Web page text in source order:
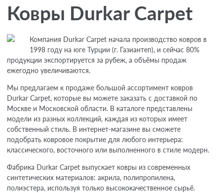
Ковры Durkar Carpet
Компания Durkar Carpet начала производство ковров в
1998 году на юге Турции (г. Газиантеп), и сейчас 80%
продукции экспортируется за рубеж, а объёмы продаж
ежегодно увеличиваются.
Мы предлагаем к продаже большой ассортимент ковров
Durkar Carpet, которые вы можете заказать с доставкой по
Москве и Московской области. В каталоге представлены
модели из разных коллекций, каждая из которых имеет
собственный стиль. В интернет-магазине вы сможете
подобрать ковровое покрытие для любого интерьера:
классического, восточного или выполненного в стиле модерн.
Фабрика Durkar Carpet выпускает ковры из современных
синтетических материалов: акрила, полипропилена,
полиэстера, используя только высококачественное сырьё.